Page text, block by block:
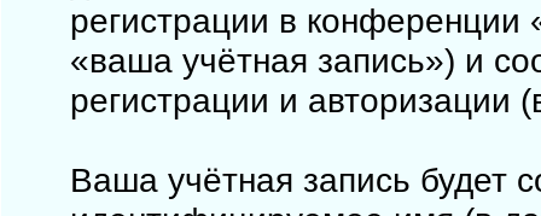
регистрации в
«ваша учётная запись») и
регистрации и
Ваша учётная запись будет